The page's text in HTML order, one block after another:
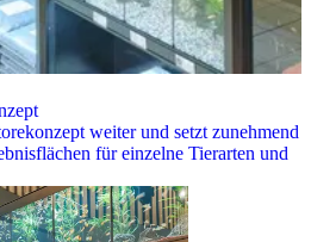
weiter und setzt zunehmend
für einzelne Tierarten und